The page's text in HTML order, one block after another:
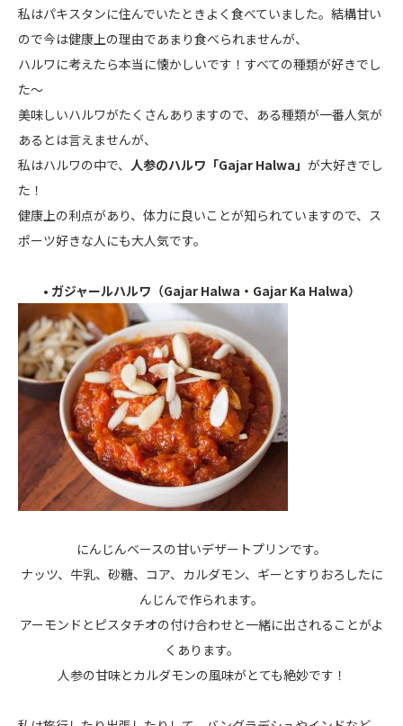
私はパキスタンに住んでいたときよく食べていました。結構甘い
ので今は健康上の理由であまり食べられませんが、
ハルワに考えたら本当に懐かしいです！すべての種類が好きでし
た～
美味しいハルワがたくさんありますので、ある種類が一番人気が
あるとは言えませんが、
私はハルワの中で、 人参のハルワ「Gajar Halwa」 が大好きでし
た！
健康上の利点があり、体力に良いことが知られていますので、ス
ポーツ好きな人にも大人気です。
• ガジャールハルワ（Gajar Halwa・Gajar Ka Halwa）
にんじんベースの甘いデザートプリンです。
ナッツ、牛乳、砂糖、コア、カルダモン、ギーとすりおろしたに
んじんで作られます。
アーモンドとピスタチオの付け合わせと一緒に出されることがよ
くあります。
人参の甘味とカルダモンの風味がとても絶妙です！